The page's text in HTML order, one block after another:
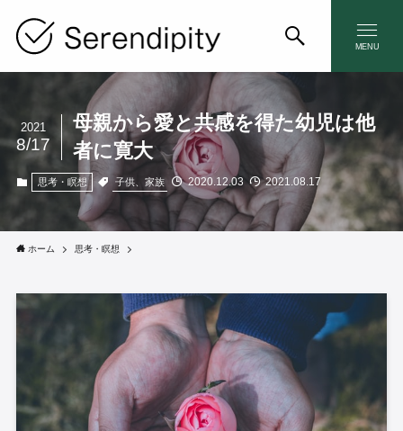
MENU
母親から愛と共感を得た幼児は他
者に寛大
2021
8/17
思考・瞑想 子供、家族 2020.12.03 2021.08.17
ホーム 思考・瞑想